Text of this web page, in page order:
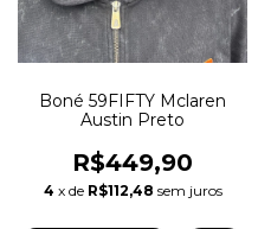
Boné 59FIFTY Mclaren
Austin Preto
R$449,90
4 x de R$112,48 sem juros